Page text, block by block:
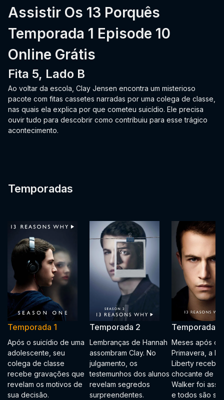
Assistir Os 13 Porquês
Temporada 1 Episode 10
Online Grátis
Fita 5, Lado B
Ao voltar da escola, Clay Jensen encontra um misterioso
pacote com fitas cassetes narradas por uma colega de classe,
nas quais ela explica por que cometeu suicídio. Ele precisa
ouvir tudo para descobrir como contribuiu para esse trágico
acontecimento.
Temporadas
Temporada 1
Após o suicídio de uma
adolescente, seu
colega de classe
recebe gravações que
revelam os motivos de
sua decisão.
Temporada 2
Lembranças de Hannah
assombram Clay. No
julgamento, os
testemunhos dos alunos
revelam segredos
surpreendentes.
Temporada 3
Meses após o
Primavera, a
Liberty recebe
chocante de
Walker foi
e todos são